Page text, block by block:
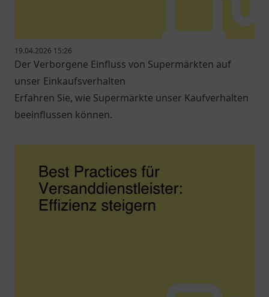
19.04.2026 15:26
Der Verborgene Einfluss von Supermärkten auf
unser Einkaufsverhalten
Erfahren Sie, wie Supermärkte unser Kaufverhalten
beeinflussen können.